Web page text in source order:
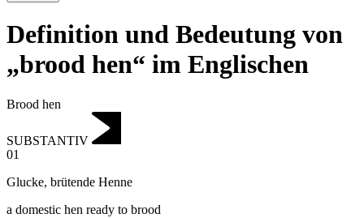
Definition und Bedeutung von
„brood hen“ im Englischen
Brood hen
SUBSTANTIV
01
Glucke, brütende Henne
a domestic hen ready to brood